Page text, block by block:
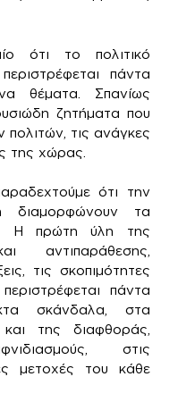
ότι το πολιτικό
πάντα
θέματα. Σπανίως
ζητήματα που
τις ανάγκες
της χώρας.
ότι την
διαμορφώνουν τα
Η πρώτη ύλη της
αντιπαράθεσης,
τις σκοπιμότητες
πάντα
σκάνδαλα, στα
της διαφθοράς,
στις
μετοχές του κάθε